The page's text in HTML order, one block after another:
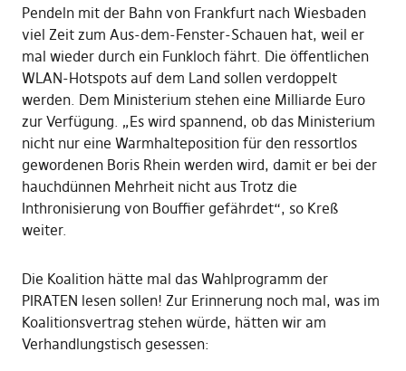
Pendeln mit der Bahn von Frankfurt nach Wiesbaden
viel Zeit zum Aus-dem-Fenster-Schauen hat, weil er
mal wieder durch ein Funkloch fährt. Die öffentlichen
WLAN-Hotspots auf dem Land sollen verdoppelt
werden. Dem Ministerium stehen eine Milliarde Euro
zur Verfügung. „Es wird spannend, ob das Ministerium
nicht nur eine Warmhalteposition für den ressortlos
gewordenen Boris Rhein werden wird, damit er bei der
hauchdünnen Mehrheit nicht aus Trotz die
Inthronisierung von Bouffier gefährdet“, so Kreß
weiter.
Die Koalition hätte mal das Wahlprogramm der
PIRATEN lesen sollen! Zur Erinnerung noch mal, was im
Koalitionsvertrag stehen würde, hätten wir am
Verhandlungstisch gesessen: